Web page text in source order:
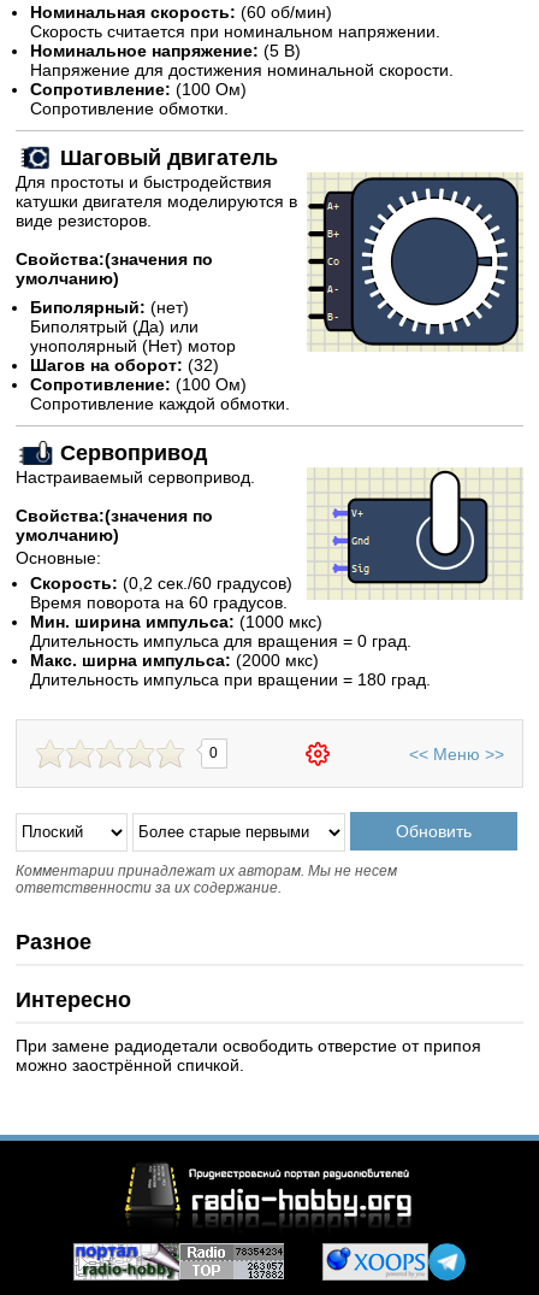
Номинальная скорость: (60 об/мин)
Скорость считается при номинальном напряжении.
Номинальное напряжение: (5 В)
Напряжение для достижения номинальной скорости.
Сопротивление: (100 Ом)
Сопротивление обмотки.
Шаговый двигатель
Для простоты и быстродействия
катушки двигателя моделируются в
виде резисторов.
Свойства:(значения по
умолчанию)
Биполярный: (нет)
Биполятрый (Да) или
унополярный (Нет) мотор
Шагов на оборот: (32)
Сопротивление:(100 Ом)
Сопротивление каждой обмотки.
Сервопривод
Настраиваемый сервопривод.
Свойства:(значения по
умолчанию)
Основные:
Скорость: (0,2 сек./60 градусов)
Время поворота на 60 градусов.
Мин. ширина импульса: (1000 мкс)
Длительность импульса для вращения = 0 град.
Макс. ширна импульса: (2000 мкс)
Длительность импульса при вращении = 180 град.
0 << Меню >>
Комментарии принадлежат их авторам. Мы не несем
ответственности за их содержание.
Разное
Интересно
При замене радиодетали освободить отверстие от припоя
можно заострённой спичкой.